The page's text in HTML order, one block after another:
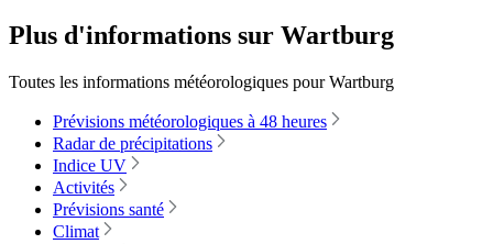
Plus d'informations sur Wartburg
Toutes les informations météorologiques pour Wartburg
Prévisions météorologiques à 48 heures
Radar de précipitations
Indice UV
Activités
Prévisions santé
Climat